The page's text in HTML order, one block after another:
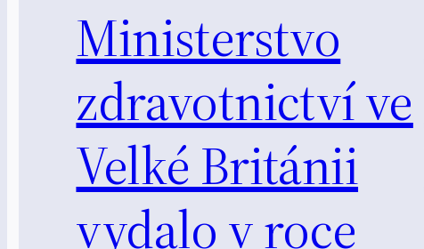
Ministerstvo
zdravotnictví ve
Velké Británii
vydalo v roce